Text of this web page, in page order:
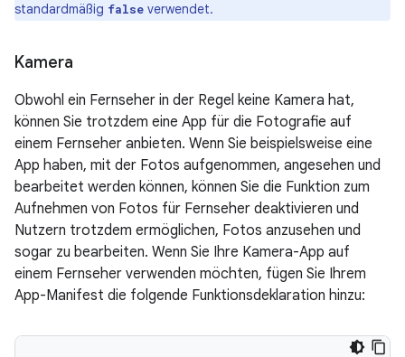
standardmäßig false verwendet.
Kamera
Obwohl ein Fernseher in der Regel keine Kamera hat,
können Sie trotzdem eine App für die Fotografie auf
einem Fernseher anbieten. Wenn Sie beispielsweise eine
App haben, mit der Fotos aufgenommen, angesehen und
bearbeitet werden können, können Sie die Funktion zum
Aufnehmen von Fotos für Fernseher deaktivieren und
Nutzern trotzdem ermöglichen, Fotos anzusehen und
sogar zu bearbeiten. Wenn Sie Ihre Kamera-App auf
einem Fernseher verwenden möchten, fügen Sie Ihrem
App-Manifest die folgende Funktionsdeklaration hinzu: